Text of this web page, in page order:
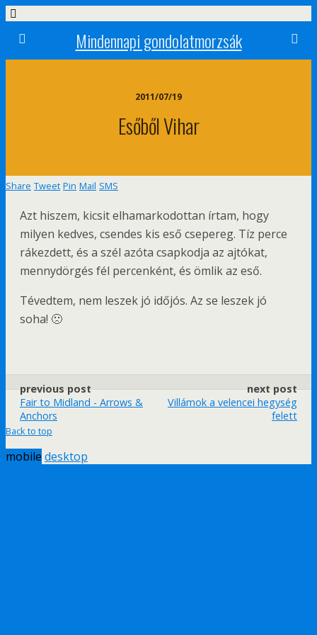
Mindennapi gondolatmorzsák
2011/07/19
Esőből Vihar
Share Tweet Pin Mail SMS
Azt hiszem, kicsit elhamarkodottan írtam, hogy
milyen kedves, csendes kis eső csepereg. Tíz perce
rákezdett, és a szél azóta csapkodja az ajtókat,
mennydörgés fél percenként, és ömlik az eső.
Tévedtem, nem leszek jó időjós. Az se leszek jó
soha! 🙁
previous post
Fair to Midland - Arrows &
Anchors
next post
Villámok a velencei hegység
felett
Back to top
mobile desktop